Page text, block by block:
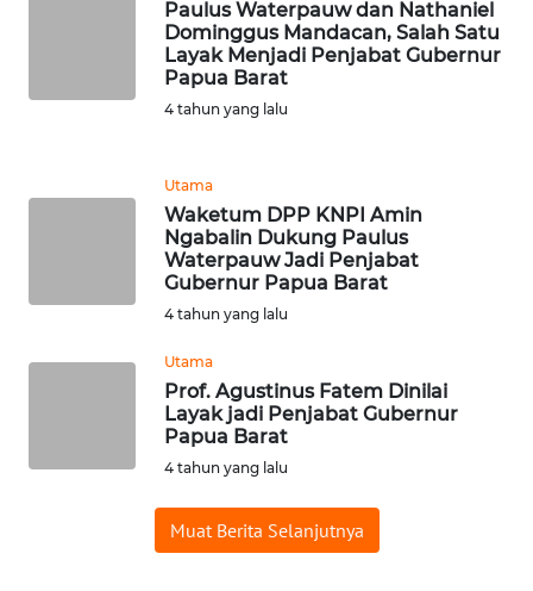
Paulus Waterpauw dan Nathaniel
Dominggus Mandacan, Salah Satu
Layak Menjadi Penjabat Gubernur
Papua Barat
4 tahun yang lalu
Utama
Waketum DPP KNPI Amin
Ngabalin Dukung Paulus
Waterpauw Jadi Penjabat
Gubernur Papua Barat
4 tahun yang lalu
Utama
Prof. Agustinus Fatem Dinilai
Layak jadi Penjabat Gubernur
Papua Barat
4 tahun yang lalu
Muat Berita Selanjutnya
BABEL